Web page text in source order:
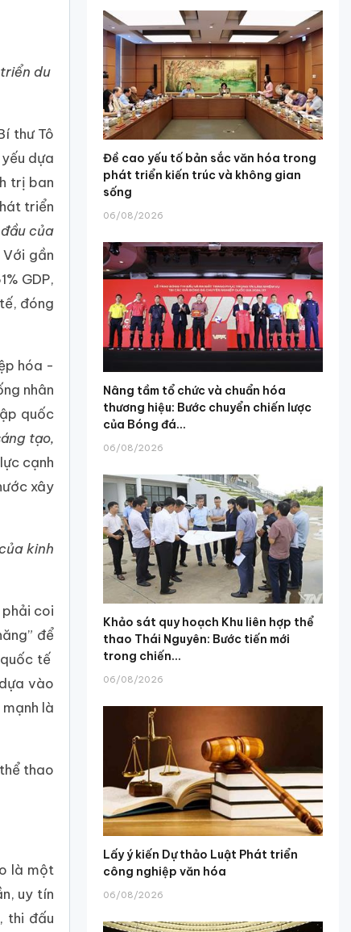
du
thư Tô
dựa
trị ban
triển
của
Với gần
GDP,
đóng
hóa -
nhân
quốc
tạo,
cạnh
xây
kinh
coi
để
tế
vào
là
thao
là một
uy tín
thi đấu
Đề cao yếu tố bản sắc văn hóa trong
phát triển kiến trúc và không gian
sống
06/08/2026
Nâng tầm tổ chức và chuẩn hóa
thương hiệu: Bước chuyển chiến lược
của Bóng đá...
06/08/2026
Khảo sát quy hoạch Khu liên hợp thể
thao Thái Nguyên: Bước tiến mới
trong chiến...
06/08/2026
Lấy ý kiến Dự thảo Luật Phát triển
công nghiệp văn hóa
06/08/2026